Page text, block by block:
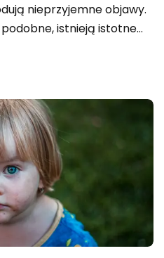
nieprzyjemne objawy.
istnieją istotne
tłusty, jakie są jego objawy
łagodzenia
lepiej zrozumiał ten
głowy i znalazł
leczenia.